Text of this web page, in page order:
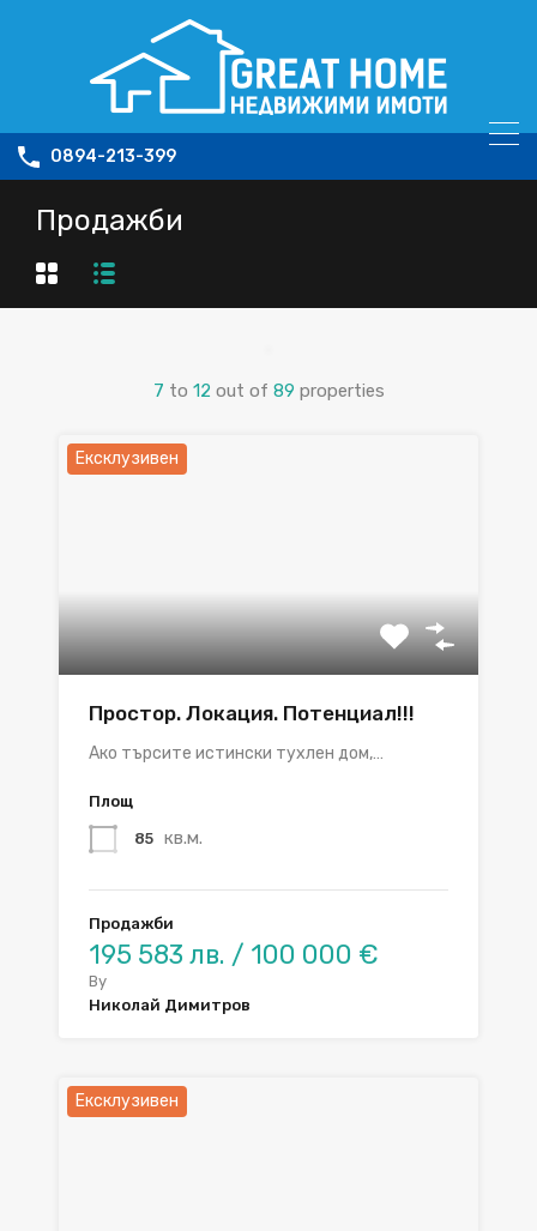
0894-213-399
Продажби
7 to 12 out of 89 properties
Ексклузивен
Простор. Локация. Потенциал!!!
Ако търсите истински тухлен дом,…
Площ
85 кв.м.
Продажби
195 583 лв. / 100 000 €
By
Николай Димитров
Ексклузивен